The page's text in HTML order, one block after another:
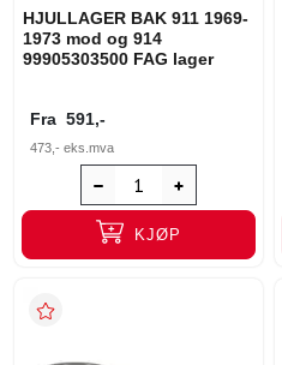
HJULLAGER BAK 911 1969-
1973 mod og 914
99905303500 FAG lager
Fra 591,-
473,- eks.mva
KJØP